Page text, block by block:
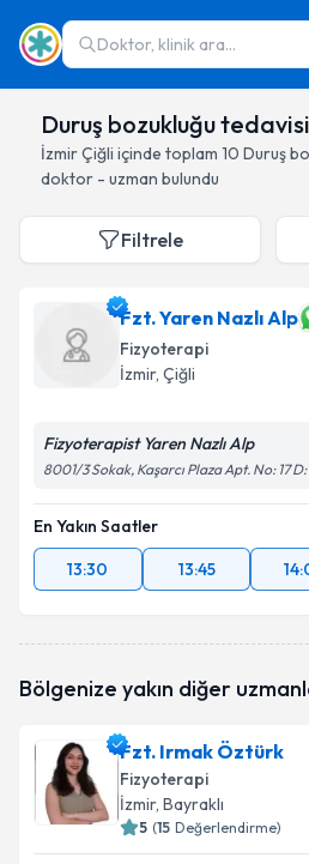
Doktor, klinik ara...
Duruş bozukluğu
İzmirÇiğli içinde toplam 10 Duruş
doktor - uzman bulundu
Filtrele
Fzt. Yaren Nazlı Alp
Fizyoterapi
İzmir, Çiğli
Fizyoterapist Yaren Nazlı Alp
8001/3 Sokak, Kaşarcı Plaza Apt. No: 17 D:
En Yakın Saatler
13:30
13:45
Bölgenize yakın diğer
Fzt. Irmak Öztürk
Fizyoterapi
İzmir, Bayraklı
5 (15 Değerlendirme)